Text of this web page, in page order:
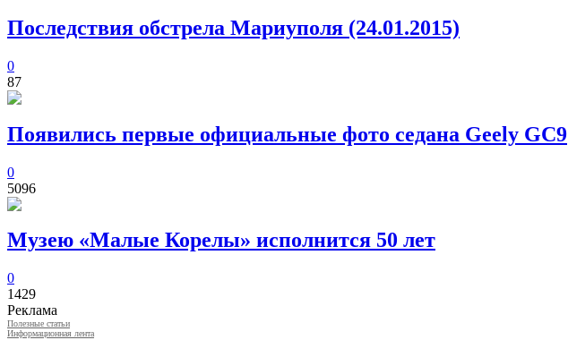
Последствия обстрела Мариуполя (24.01.2015)
0
87
Появились первые официальные фото седана Geely GC9
0
5096
Музею «Малые Корелы» исполнится 50 лет
0
1429
Реклама
Полезные статьи
Информационная лента